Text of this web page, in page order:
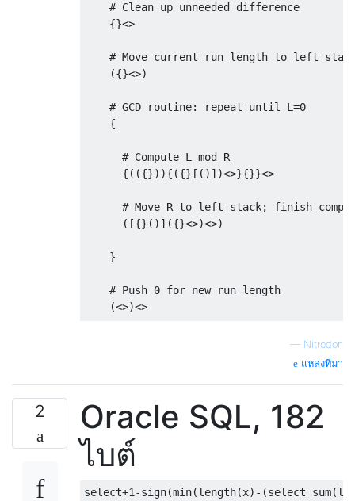
    # Clean up unneeded difference
    {}<>
# Move current run length to left
    ({}<>)
    # GCD routine: repeat until L=0
    {
      # Compute L mod R
      {(({})){({}[()])<>}{}}<>
# Move R to left stack; finish
      ([{}()]({}<>)<>)
    }
    # Push 0 for new run length
    (<>)<>
# Output GCD-1
— Nitrodon
แหล่งที่มา
2
Oracle SQL, 182
ไบต์